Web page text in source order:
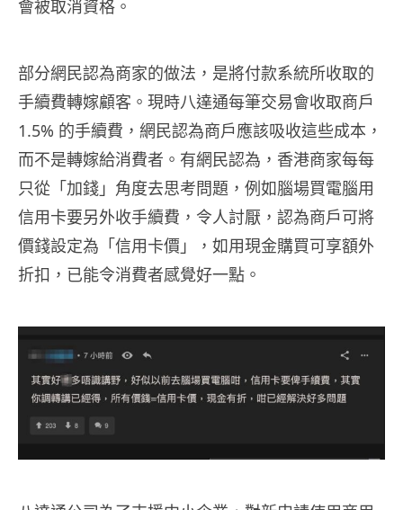
會被取消資格。
部分網民認為商家的做法，是將付款系統所收取的
手續費轉嫁顧客。現時八達通每筆交易會收取商戶
1.5% 的手續費，網民認為商戶應該吸收這些成本，
而不是轉嫁給消費者。有網民認為，香港商家每每
只從「加錢」角度去思考問題，例如腦場買電腦用
信用卡要另外收手續費，令人討厭，認為商戶可將
價錢設定為「信用卡價」，如用現金購買可享額外
折扣，已能令消費者感覺好一點。